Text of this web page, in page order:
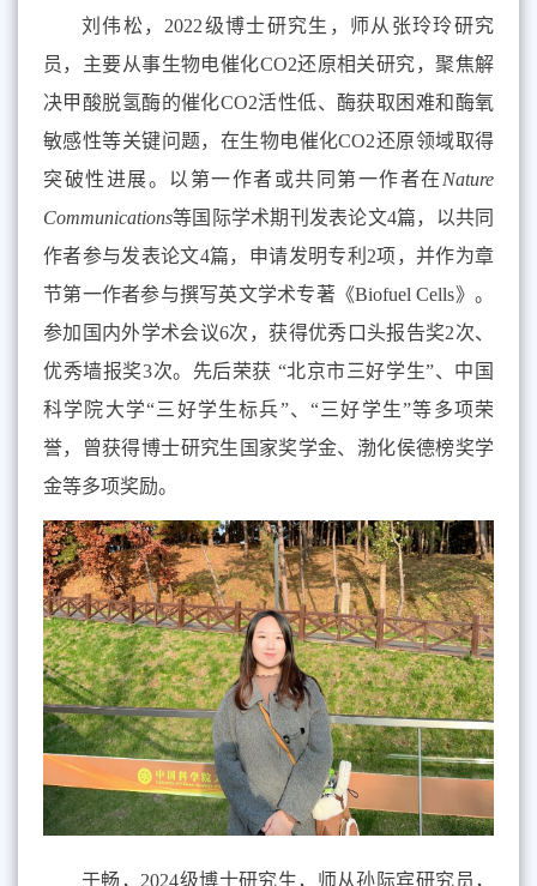
刘伟松，2022级博士研究生，师从张玲玲研究
员，主要从事生物电催化CO2还原相关研究，聚焦解
决甲酸脱氢酶的催化CO2活性低、酶获取困难和酶氧
敏感性等关键问题，在生物电催化CO2还原领域取得
突破性进展。以第一作者或共同第一作者在 Nature
Communications等国际学术期刊发表论文4篇，以共同
作者参与发表论文4篇，申请发明专利2项，并作为章
节第一作者参与撰写英文学术专著《Biofuel Cells》。
参加国内外学术会议6次，获得优秀口头报告奖2次、
优秀墙报奖3次。先后荣获 “北京市三好学生”、中国
科学院大学“三好学生标兵”、“三好学生”等多项荣
誉，曾获得博士研究生国家奖学金、渤化侯德榜奖学
金等多项奖励。
于畅，2024级博士研究生，师从孙际宾研究员，